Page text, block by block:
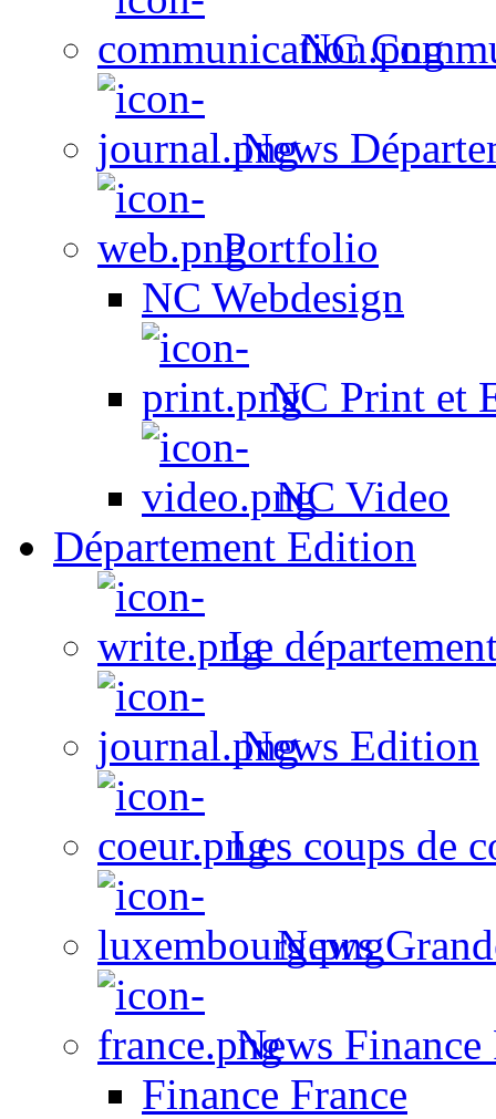
NC
News
Portfolio
NC Webdesign
NC Print et
NC Video
Département Edition
Le
News Edition
Les coups de
News
News Finance
Finance France